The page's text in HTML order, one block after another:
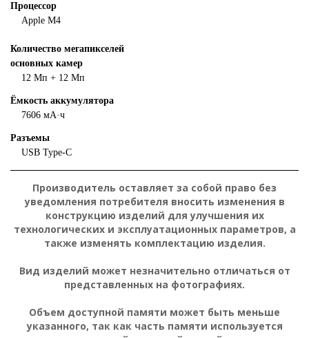
Процеcсор
Apple M4
Количество мегапикселей
основных камер
12 Мп + 12 Мп
Ёмкость аккумулятора
7606 мА·ч
Разъемы
USB Type-C
Производитель оставляет за собой право без
уведомления потребителя вносить изменения в
конструкцию изделий для улучшения их
технологических и эксплуатационных параметров, а
также изменять комплектацию изделия.
Вид изделий может незначительно отличаться от
представленных на фотографиях.
Объем доступной памяти может быть меньше
указанного, так как часть памяти используется